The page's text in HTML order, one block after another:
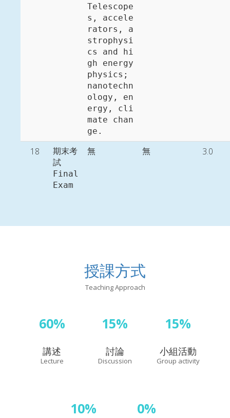
Telescope
s, accele
rators, a
strophysi
cs and hi
gh energy
physics;
nanotechn
ology, en
ergy, cli
mate chan
ge.
18
期末考
試
Final
Exam
無 無 3.0
授課方式
Teaching Approach
60%
講述
Lecture
15%
討論
Discussion
15%
小組活動
Group activity
10% 0%